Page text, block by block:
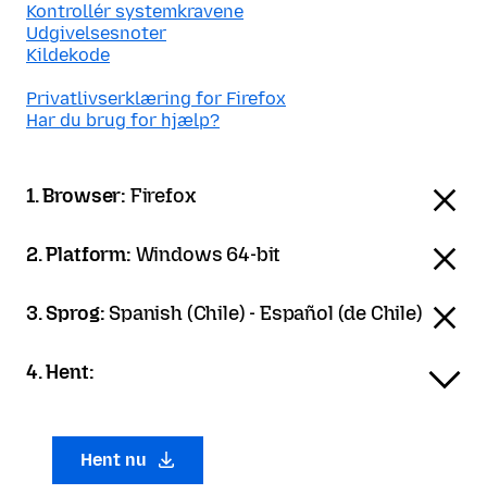
Kontrollér systemkravene
Udgivelsesnoter
Kildekode
Privatlivserklæring for Firefox
Har du brug for hjælp?
1. Browser: Firefox
2. Platform: Windows 64-bit
3. Sprog: Spanish (Chile) - Español (de Chile)
4. Hent:
Hent nu